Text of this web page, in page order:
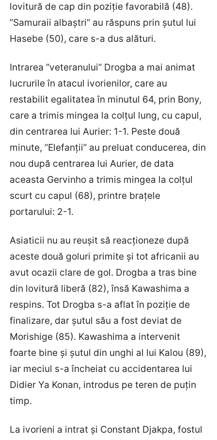
lovitură de cap din poziție favorabilă (48).
”Samuraii albaștri” au răspuns prin șutul lui
Hasebe (50), care s-a dus alături.
Intrarea ”veteranului” Drogba a mai animat
lucrurile în atacul ivorienilor, care au
restabilit egalitatea în minutul 64, prin Bony,
care a trimis mingea la colțul lung, cu capul,
din centrarea lui Aurier: 1-1. Peste două
minute, ”Elefanții” au preluat conducerea, din
nou după centrarea lui Aurier, de data
aceasta Gervinho a trimis mingea la colțul
scurt cu capul (68), printre brațele
portarului: 2-1.
Asiaticii nu au reușit să reacționeze după
aceste două goluri primite și tot africanii au
avut ocazii clare de gol. Drogba a tras bine
din lovitură liberă (82), însă Kawashima a
respins. Tot Drogba s-a aflat în poziție de
finalizare, dar șutul său a fost deviat de
Morishige (85). Kawashima a intervenit
foarte bine și șutul din unghi al lui Kalou (89),
iar meciul s-a încheiat cu accidentarea lui
Didier Ya Konan, introdus pe teren de puțin
timp.
La ivorieni a intrat și Constant Djakpa, fostul